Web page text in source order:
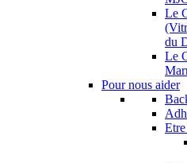
Le
du
Le
Pour nous aider